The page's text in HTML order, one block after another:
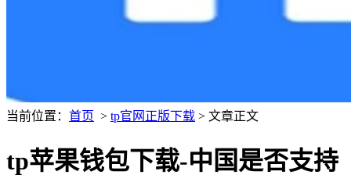
当前位置： 首页 > tp官网正版下载 > 文章正文
tp苹果钱包下载-中国是否支持